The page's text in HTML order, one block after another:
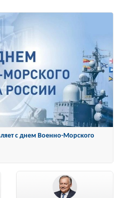
Орденом «За заслуги перед